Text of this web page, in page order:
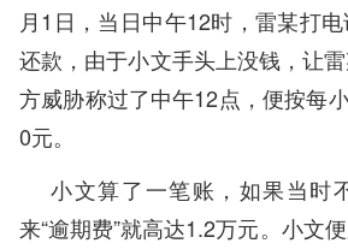
月1日，当日中午12时，雷某打
还款，由于小文手头上没钱，让
方威胁称过了中午12点，便按每
0元。
小文算了一笔账，如果当时
来“逾期费”就高达1.2万元。小文